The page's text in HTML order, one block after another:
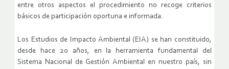
entre otros aspectos el procedimiento no recoge criterios
básicos de participación oportuna e informada.
Los Estudios de Impacto Ambiental (EIA) se han constituido,
desde hace 20 años, en la herramienta fundamental del
Sistema Nacional de Gestión Ambiental en nuestro país, sin